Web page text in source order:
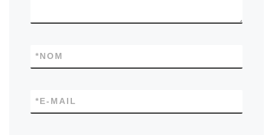
NOM
*
E-MAIL
*